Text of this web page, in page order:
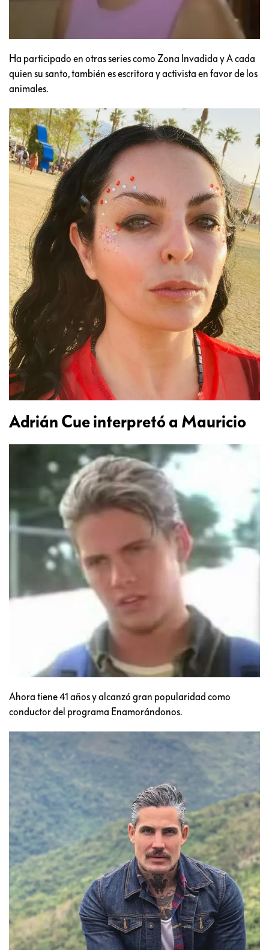
Ha participado en otras series como Zona Invadida y A cada
quien su santo, también es escritora y activista en favor de los
animales.
Adrián Cue interpretó a Mauricio
Ahora tiene 41 años y alcanzó gran popularidad como
conductor del programa Enamorándonos.